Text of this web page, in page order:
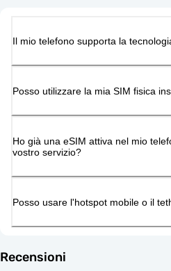
Il mio telefono supporta la
Posso utilizzare la mia SIM fisica
Ho già una eSIM attiva nel mio
vostro servizio?
Posso usare l'hotspot mobile o il
Recensioni